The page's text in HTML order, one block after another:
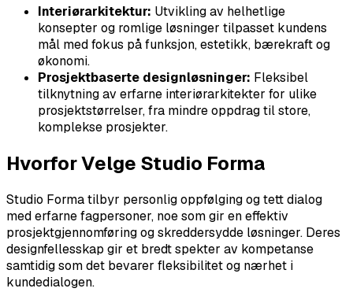
Interiørarkitektur: Utvikling av helhetlige
konsepter og romlige løsninger tilpasset kundens
mål med fokus på funksjon, estetikk, bærekraft og
økonomi.
Prosjektbaserte designløsninger: Fleksibel
tilknytning av erfarne interiørarkitekter for ulike
prosjektstørrelser, fra mindre oppdrag til store,
komplekse prosjekter.
Hvorfor Velge Studio Forma
Studio Forma tilbyr personlig oppfølging og tett dialog
med erfarne fagpersoner, noe som gir en effektiv
prosjektgjennomføring og skreddersydde løsninger. Deres
designfellesskap gir et bredt spekter av kompetanse
samtidig som det bevarer fleksibilitet og nærhet i
kundedialogen.